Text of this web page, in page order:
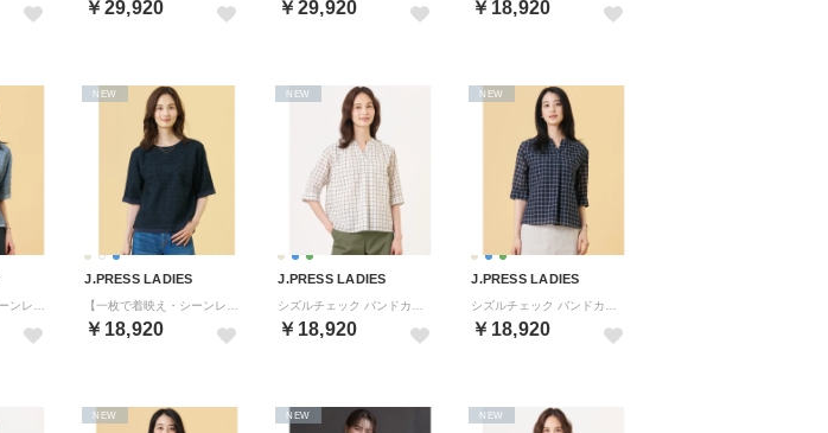
￥29,920 ￥29,920 ￥18,920
J.PRESS LADIES
￥18,920
NEW
J.PRESS LADIES
￥18,920
NEW
J.PRESS LADIES
￥18,920
NEW
NEW NEW NEW